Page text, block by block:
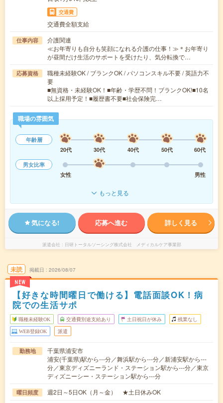
交通費
交通費全額支給
仕事内容
介護関連
≪お年寄りも自分も笑顔になれる介護の仕事！≫＊お年寄り
が昼間だけ生活のサポートを受けたり、気分転換で…
応募資格
職種未経験OK / ブランクOK / パソコンスキル不要 / 英語力不
要
■無資格・未経験OK！■年齢・学歴不問！ブランクOK!■10名
以上採用予定！■履歴書不要■社会保険完…
職場の雰囲気
年齢層
20代
30代 40代 50代
60代
男女比率
女性
男性
もっと見る
気になる! 応募へ進む 詳しく見る
派遣会社 日研トータルソーシング株式会社 メディカルケア事業部
未読
NEW
掲載日 2026/08/07
【好きな時間曜日で働ける】電話面談OK！病
院での生活サポ
職種未経験OK 交通費別途支給あり 土日祝日が休み 残業なし
WEB登録OK 派遣
勤務地
千葉県浦安市
浦安(千葉県)駅から---分／舞浜駅から---分／新浦安駅から---
分／東京ディズニーランド・ステーション駅から---分／東京
ディズニーシー・ステーション駅から---分
曜日頻度 週2日～5日OK（月～金） ★土日休みOK